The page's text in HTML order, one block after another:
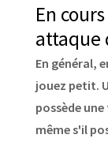
En
attaque
En général,
jouez petit.
possède
même s'il